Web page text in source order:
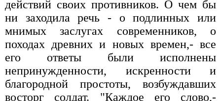
действий своих противников. О чем бы
ни заходила речь - о подлинных или
мнимых заслугах современников, о
походах древних и новых времен,- все
его ответы были исполнены
непринужденности, искренности и
благородной простоты, возбуждавших
восторг солдат. "Каждое его слово,-